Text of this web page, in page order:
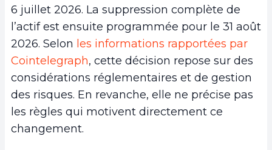
6 juillet 2026. La suppression complète de
l’actif est ensuite programmée pour le 31 août
2026. Selon les informations rapportées par
Cointelegraph, cette décision repose sur des
considérations réglementaires et de gestion
des risques. En revanche, elle ne précise pas
les règles qui motivent directement ce
changement.